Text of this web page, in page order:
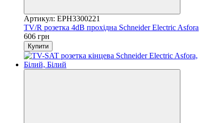
Артикул: EPH3300221
TV/R розетка 4dB прохідна Schneider Electric Asfora
606 грн
Купити